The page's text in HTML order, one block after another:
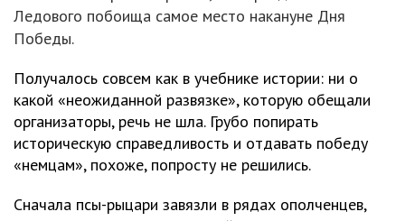
Ледового побоища самое место накануне Дня
Победы.
Получалось совсем как в учебнике истории: ни о
какой «неожиданной развязке», которую обещали
организаторы, речь не шла. Грубо попирать
историческую справедливость и отдавать победу
«немцам», похоже, попросту не решились.
Сначала псы-рыцари завязли в рядах ополченцев,